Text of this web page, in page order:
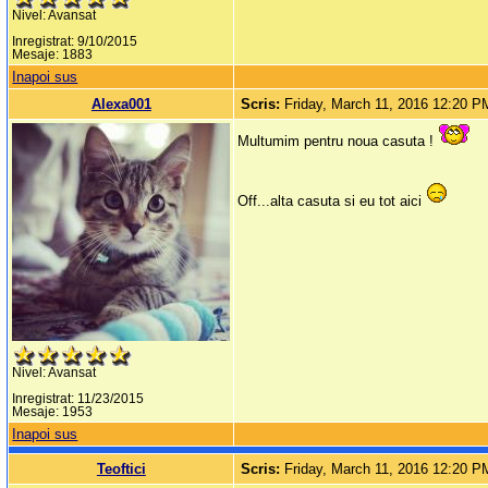
Nivel: Avansat
Inregistrat: 9/10/2015
Mesaje: 1883
Inapoi sus
Alexa001
Scris: Friday, March 11, 2016 12:20
Nivel: Avansat
Inregistrat: 11/23/2015
Mesaje: 1953
Multumim pentru noua casuta !
Off...alta casuta si eu tot aici
Inapoi sus
Teoftici Scris: Friday, March 11, 2016 12:20